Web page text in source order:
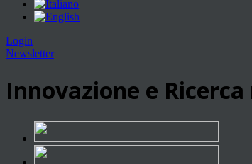
Login
Newsletter
Innovazione e